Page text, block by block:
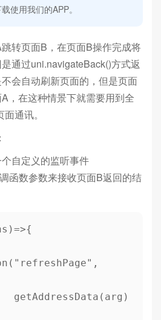
使用我们的APP。
转页面B，在页面B操作完成将
通过uni.navigateBack()方式返
会自动刷新页面的，但是页面
，在这种情景下就需要用到全
通讯。
自定义的监听事件
函数参数来接收页面B返回的结